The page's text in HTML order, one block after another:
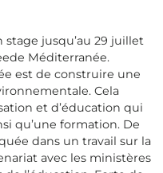
jusqu’au 29 juillet
Méditerranée.
est de construire une
Cela
et d’éducation qui
qu’une formation. De
dans un travail sur la
avec les ministères